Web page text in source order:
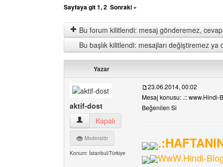
Sayfaya git1,2 Sonraki »
Bu forum kilitlendi: mesaj gönderemez,
Bu başlık kilitlendi: mesajları değiştiremez ya
Yazar
aktif-dost
aktif-dost Kullanıcının profilini görüntüle
Kapalı
Moderatör
Konum: İstanbul/Türkiye
23.06.2014, 00:02
Mesaj konusu: .:: www.Hindi-
Beğenilen Si
WwW.Hindi-